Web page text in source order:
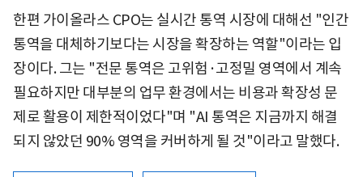
한편 가이올라스 CPO는 실시간 통역 시장에 대해선 "인간
통역을 대체하기보다는 시장을 확장하는 역할"이라는 입
장이다. 그는 "전문 통역은 고위험·고정밀 영역에서 계속
필요하지만 대부분의 업무 환경에서는 비용과 확장성 문
제로 활용이 제한적이었다"며 "AI 통역은 지금까지 해결
되지 않았던 90% 영역을 커버하게 될 것"이라고 말했다.